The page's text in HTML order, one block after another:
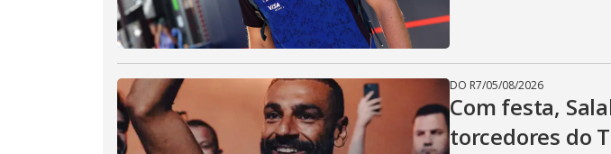
DO R7/05/08/2026
Com festa,
torcedores do